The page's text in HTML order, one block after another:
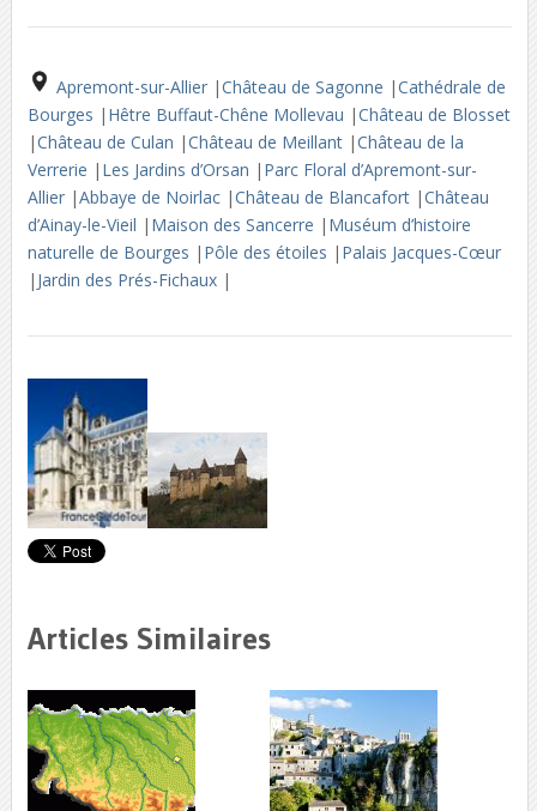
Apremont-sur-Allier |Château de Sagonne |Cathédrale de
Bourges | Hêtre Buffaut-Chêne Mollevau |Château de Blosset
|Château de Culan |Château de Meillant |Château de la
Verrerie | Les Jardins d’Orsan | Parc Floral d’Apremont-sur-
Allier |Abbaye de Noirlac |Château de Blancafort |Château
d’Ainay-le-Vieil | Maison des Sancerre | Muséum d’histoire
naturelle de Bourges | Pôle des étoiles | Palais Jacques-Cœur
| Jardin des Prés-Fichaux |
Articles Similaires